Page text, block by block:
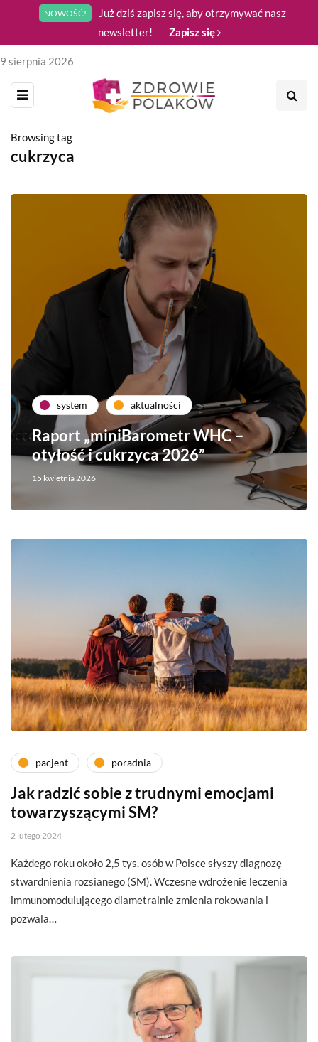
NOWOŚĆ!
Już dziś zapisz się, aby otrzymywać nasz
newsletter!
Zapisz się
9 sierpnia 2026
Browsing tag
cukrzyca
system aktualności
Raport „miniBarometr WHC –
otyłość i cukrzyca 2026”
15 kwietnia 2026
pacjent poradnia
Jak radzić sobie z trudnymi emocjami
towarzyszącymi SM?
2 lutego 2024
Każdego roku około 2,5 tys. osób w Polsce słyszy diagnozę
stwardnienia rozsianego (SM). Wczesne wdrożenie leczenia
immunomodulującego diametralnie zmienia rokowania i
pozwala…